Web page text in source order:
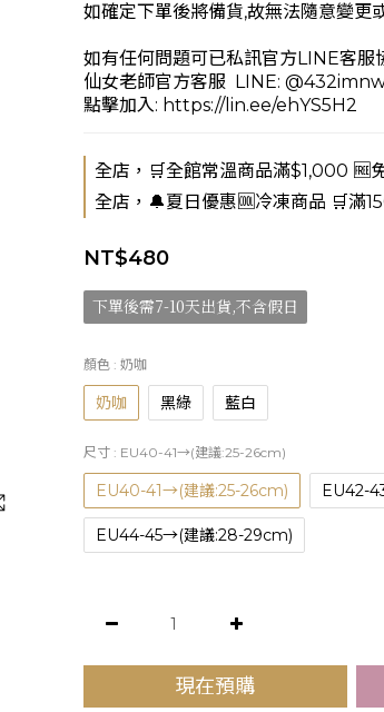
如確定下單後將備貨,故無法隨意變更
如有任何問題可已私訊官方LINE客服
仙女老師官方客服  LINE:
點擊加入: https://lin.ee/ehYS5H2
全店，🛒全館常溫商品滿$1,000 🆓
全店，🔔夏日優惠🆒冷凍商品 🛒滿
NT$480
下單後需7-10天出貨,不含假日
顏色 : 奶咖
奶咖 黑綠 藍白
尺寸 : EU40-41→(建議:25-26cm)
EU40-41→(建議:25-26cm) EU42-
EU44-45→(建議:28-29cm)
現在預購